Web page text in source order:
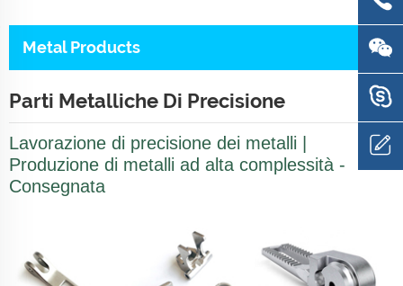
Metal Products
Parti Metalliche Di Precisione
Lavorazione di precisione dei metalli |
Produzione di metalli ad alta complessità -
Consegnata